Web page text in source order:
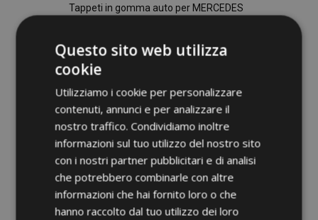
Tappeti in gomma auto per MERCEDES
Aggiungi
alla
lista
desideri
Questo sito web utilizza
cookie
Utilizziamo i cookie per personalizzare
contenuti, annunci e per analizzare il
nostro traffico. Condividiamo inoltre
informazioni sul tuo utilizzo del nostro sito
con i nostri partner pubblicitari e di analisi
che potrebbero combinarle con altre
informazioni che hai fornito loro o che
hanno raccolto dal tuo utilizzo dei loro